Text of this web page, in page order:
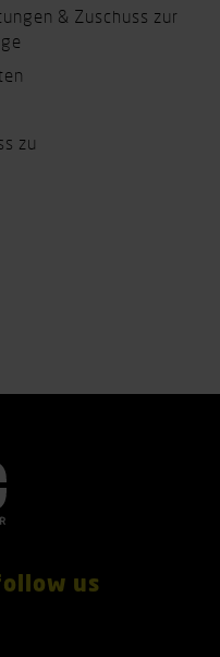
& Zuschuss zur
zu
us